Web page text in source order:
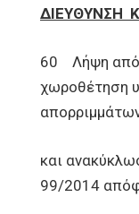
ΔΙΕΥΘΥΝΣΗ
60 Λήψη
χωροθέτηση
και
99/2014